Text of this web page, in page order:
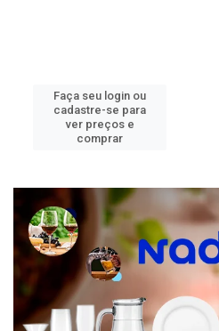
Faça seu login ou
cadastre-se para
ver preços e
comprar